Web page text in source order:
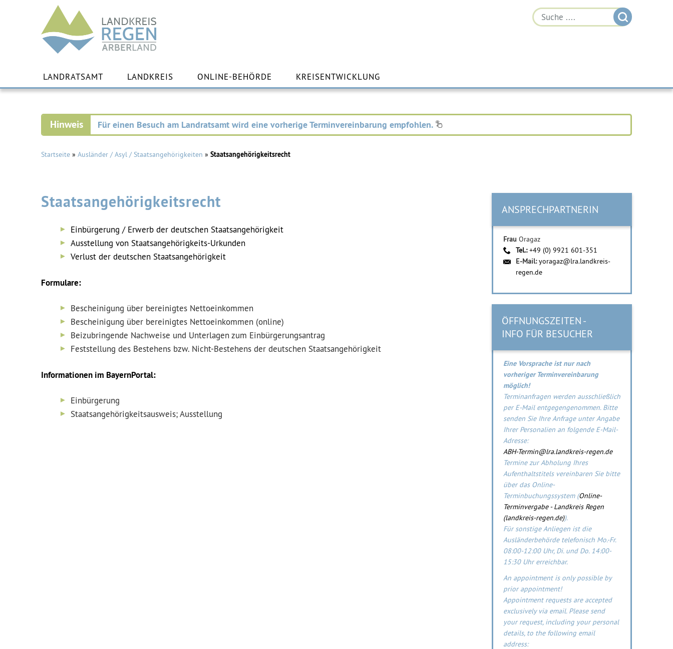
Landkreis
Regen
Inhalt
springen
LANDRATSAMT LANDKREIS ONLINE-BEHÖRDE KREISENTWICKLUNG
Für einen Besuch am Landratsamt wird eine vorherige Terminvereinbarung empfohlen.
Startseite » Ausländer / Asyl / Staatsangehörigkeiten » Staatsangehörigkeitsrecht
Staatsangehörigkeitsrecht
Einbürgerung / Erwerb der deutschen Staatsangehörigkeit
Ausstellung von Staatsangehörigkeits-Urkunden
Verlust der deutschen Staatsangehörigkeit
Formulare:
Bescheinigung über bereinigtes Nettoeinkommen
Bescheinigung über bereinigtes Nettoeinkommen (online)
Beizubringende Nachweise und Unterlagen zum Einbürgerungsantrag
Feststellung des Bestehens bzw. Nicht-Bestehens der deutschen Staatsangehörigkeit
Informationen im BayernPortal:
Einbürgerung
Staatsangehörigkeitsausweis; Ausstellung
ANSPRECHPARTNERIN
Frau Oragaz
Tel.:+49 (0) 9921 601-351
E-Mail:yoragaz@lra.landkreis-
regen.de
ÖFFNUNGSZEITEN -
INFO FÜR BESUCHER
Eine Vorsprache ist nur nach
vorheriger Terminvereinbarung
möglich!
Terminanfragen werden ausschließlich
per E-Mail entgegengenommen. Bitte
senden Sie Ihre Anfrage unter Angabe
Ihrer Personalien an folgende E-Mail-
Adresse:
ABH-Termin@lra.landkreis-regen.de
Termine zur Abholung Ihres
Aufenthaltstitels vereinbaren Sie bitte
über das Online-
Terminbuchungssystem (Online-
Terminvergabe - Landkreis Regen
(landkreis-regen.de)).
Für sonstige Anliegen ist die
Ausländerbehörde telefonisch Mo.-Fr.
08:00-12:00 Uhr, Di. und Do. 14:00-
15:30 Uhr erreichbar.
An appointment is only possible by
prior appointment!
Appointment requests are accepted
exclusively via email. Please send
your request, including your personal
details, to the following email
address: